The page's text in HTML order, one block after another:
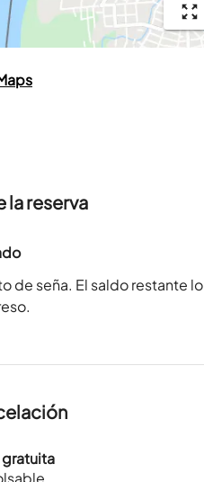
la reserva
de seña. El saldo restante lo